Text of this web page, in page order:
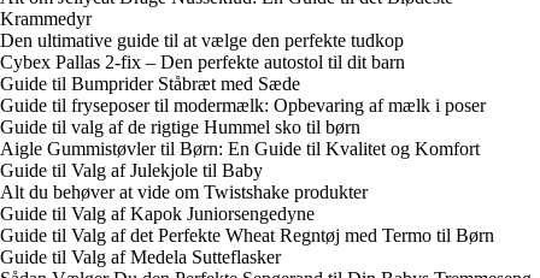
Krammedyr
Den ultimative guide til at vælge den perfekte tudkop
Cybex Pallas 2-fix – Den perfekte autostol til dit barn
Guide til Bumprider Ståbræt med Sæde
Guide til fryseposer til modermælk: Opbevaring af mælk i poser
Guide til valg af de rigtige Hummel sko til børn
Aigle Gummistøvler til Børn: En Guide til Kvalitet og Komfort
Guide til Valg af Julekjole til Baby
Alt du behøver at vide om Twistshake produkter
Guide til Valg af Kapok Juniorsengedyne
Guide til Valg af det Perfekte Wheat Regntøj med Termo til Børn
Guide til Valg af Medela Sutteflasker